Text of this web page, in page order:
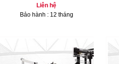
Liên hệ
Bảo hành : 12 tháng